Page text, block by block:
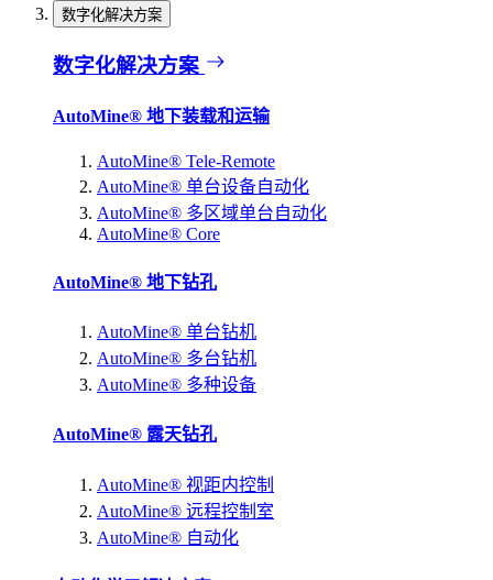
数字化解决方案
数字化解决方案
AutoMine® 地下装载和运输
AutoMine® Tele-Remote
AutoMine® 单台设备自动化
AutoMine® 多区域单台自动化
AutoMine® Core
AutoMine® 地下钻孔
AutoMine® 单台钻机
AutoMine® 多台钻机
AutoMine® 多种设备
AutoMine® 露天钻孔
AutoMine® 视距内控制
AutoMine® 远程控制室
AutoMine® 自动化